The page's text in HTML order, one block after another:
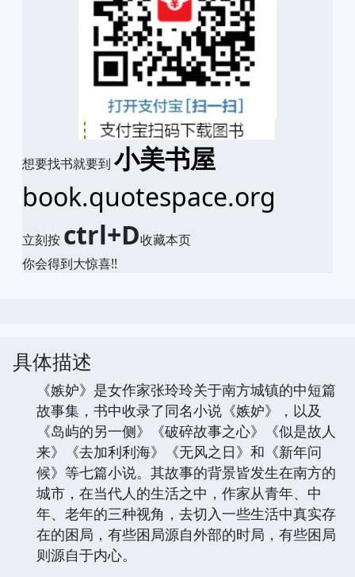
想要找书就要到 小美书屋
book.quotespace.org
立刻按 ctrl+D收藏本页
你会得到大惊喜!!
具体描述
《嫉妒》是女作家张玲玲关于南方城镇的中短篇
故事集，书中收录了同名小说《嫉妒》，以及
《岛屿的另一侧》《破碎故事之心》《似是故人
来》《去加利利海》《无风之日》和《新年问
候》等七篇小说。其故事的背景皆发生在南方的
城市，在当代人的生活之中，作家从青年、中
年、老年的三种视角，去切入一些生活中真实存
在的困局，有些困局源自外部的时局，有些困局
则源自于内心。